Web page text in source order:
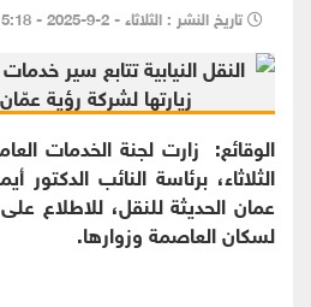
تاريخ النشر : الثلاثاء - 2-9-2025 - 5:18 PM
الوقائع: زارت لجنة الخدمات
الثلاثاء، برئاسة النائب الدكتور
عمان الحديثة للنقل، للاطلاع
لسكان العاصمة وزوارها.